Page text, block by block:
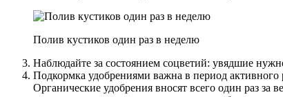
Полив кустиков один раз в неделю
Наблюдайте за состоянием соцветий: увядшие
Подкормка удобрениями важна в период
Органические удобрения вносят всего один раз за